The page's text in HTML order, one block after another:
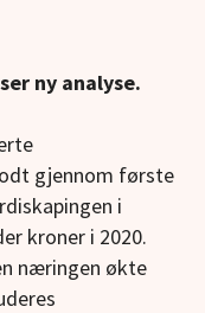
ny analyse.
gjennom første
i
kroner i 2020.
næringen økte